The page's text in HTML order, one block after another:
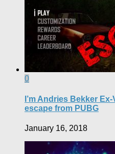
0
I’m Andries Bekker
escape from PUBG
January 16, 2018